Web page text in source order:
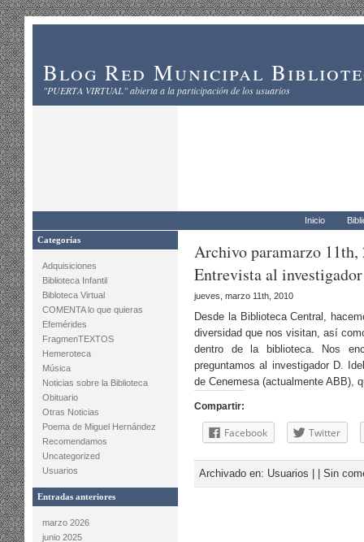
Blog Red Municipal
"PUERTA VIRTUAL" abierta a la participación de los usuarios
Inicio
Categorías
Adquisiciones
Biblioteca Infantil
Bibloteca Virtual
COMENTA lo que quieras
Efemérides
FragmenTEXTOS
Hemeroteca
Música
Noticias sobre la Biblioteca
Obituario
Otras Noticias
Poema de Miguel Hernández
Recomendamos
Uncategorized
Usuarios
Entradas anteriores
marzo 2026
junio 2025
Archivo paramarzo 11th,
Entrevista al
jueves, marzo 11th, 2010
Desde la Biblioteca Central,
diversidad que nos visitan, así
dentro de la biblioteca. Nos
preguntamos al investigador D.
de Cenemesa (actualmente ABB),
Compartir:
Facebook Twitter
Archivado en: Usuarios Sin